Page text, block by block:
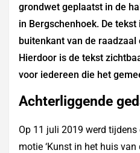
grondwet geplaatst in de
in Bergschenhoek. De
buitenkant van de
Hierdoor is de tekst
voor iedereen die het
Achterliggende
Op 11 juli 2019 werd
motie ‘Kunst in het huis